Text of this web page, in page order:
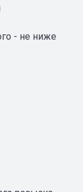
- не ниже